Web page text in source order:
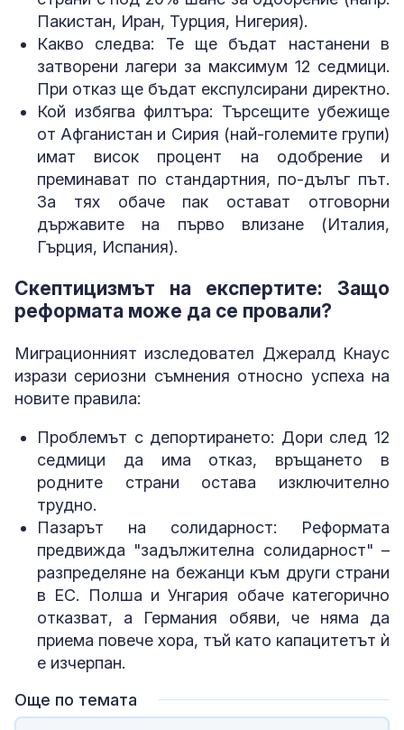
Пакистан, Иран, Турция, Нигерия).
Какво следва: Те ще бъдат настанени в
затворени лагери за максимум 12 седмици.
При отказ ще бъдат експулсирани директно.
Кой избягва филтъра: Търсещите убежище
от Афганистан и Сирия (най-големите групи)
имат висок процент на одобрение и
преминават по стандартния, по-дълъг път.
За тях обаче пак остават отговорни
държавите на първо влизане (Италия,
Гърция, Испания).
Скептицизмът на експертите: Защо
реформата може да се провали?
Миграционният изследовател Джералд Кнаус
изрази сериозни съмнения относно успеха на
новите правила:
Проблемът с депортирането: Дори след 12
седмици да има отказ, връщането в
родните страни остава изключително
трудно.
Пазарът на солидарност: Реформата
предвижда "задължителна солидарност" –
разпределяне на бежанци към други страни
в ЕС. Полша и Унгария обаче категорично
отказват, а Германия обяви, че няма да
приема повече хора, тъй като капацитетът ѝ
е изчерпан.
Още по темата